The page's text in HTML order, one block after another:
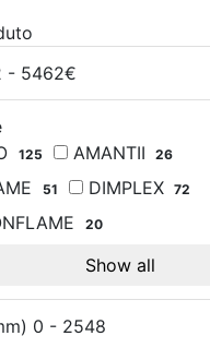
- 5462€
125 AMANTII 26
51 DIMPLEX 72
20
Show all
0 - 2548